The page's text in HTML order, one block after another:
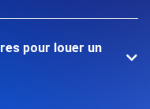
pour louer un